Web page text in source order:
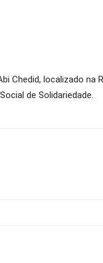
localizado na
de Solidariedade.